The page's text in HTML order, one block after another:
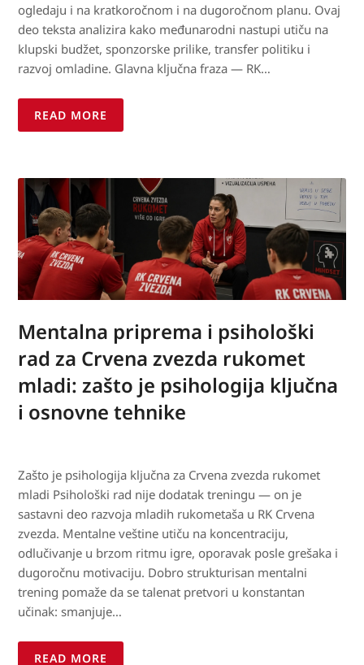
ogledaju i na kratkoročnom i na dugoročnom planu. Ovaj
deo teksta analizira kako međunarodni nastupi utiču na
klupski budžet, sponzorske prilike, transfer politiku i
razvoj omladine. Glavna ključna fraza — RK…
READ MORE
Mentalna priprema i psihološki
rad za Crvena zvezda rukomet
mladi: zašto je psihologija ključna
i osnovne tehnike
Zašto je psihologija ključna za Crvena zvezda rukomet
mladi Psihološki rad nije dodatak treningu — on je
sastavni deo razvoja mladih rukometaša u RK Crvena
zvezda. Mentalne veštine utiču na koncentraciju,
odlučivanje u brzom ritmu igre, oporavak posle grešaka i
dugoročnu motivaciju. Dobro strukturisan mentalni
trening pomaže da se talenat pretvori u konstantan
učinak: smanjuje…
READ MORE